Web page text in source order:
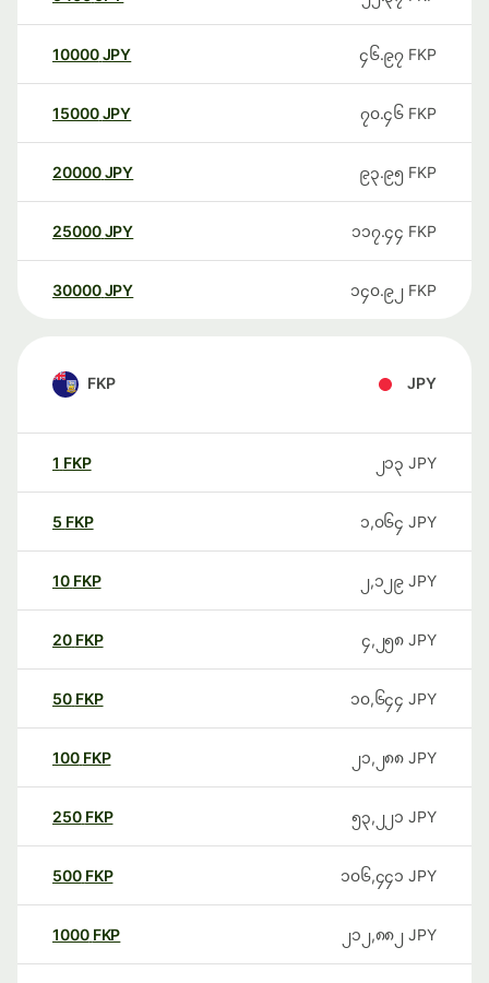
10000 JPY ၄၆.၉၇ FKP
15000 JPY ၇၀.၄၆ FKP
20000 JPY ၉၃.၉၅ FKP
25000 JPY ၁၁၇.၄၄ FKP
30000 JPY ၁၄၀.၉၂ FKP
FKP JPY
1 FKP ၂၁၃ JPY
5 FKP ၁,၀၆၄ JPY
10 FKP ၂,၁၂၉ JPY
20 FKP ၄,၂၅၈ JPY
50 FKP ၁၀,၆၄၄ JPY
100 FKP ၂၁,၂၈၈ JPY
250 FKP ၅၃,၂၂၁ JPY
500 FKP ၁၀၆,၄၄၁ JPY
1000 FKP ၂၁၂,၈၈၂ JPY